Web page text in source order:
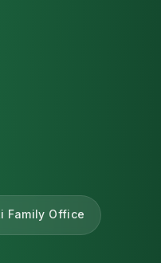
Family Office